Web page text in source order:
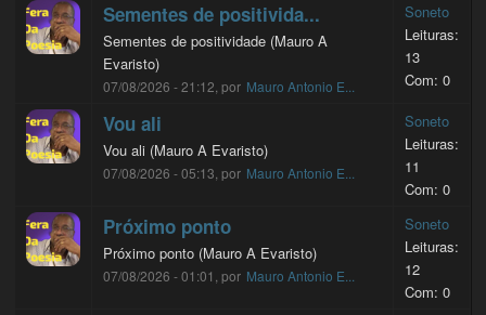
Sementes de positivida...
Sementes de positividade (Mauro A
Evaristo)
07/08/2026 - 21:12, por Mauro Antonio E...
Soneto
Leituras:
13
Com: 0
Vou ali
Vou ali (Mauro A Evaristo)
07/08/2026 - 05:13, por Mauro Antonio E...
Soneto
Leituras:
11
Com: 0
Próximo ponto
Próximo ponto (Mauro A Evaristo)
07/08/2026 - 01:01, por Mauro Antonio E...
Soneto
Leituras:
12
Com: 0